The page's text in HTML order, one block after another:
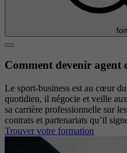
Comment devenir agent
Le sport-business est au cœur
quotidien, il négocie et veille
sa carrière professionnelle sur
contrats et partenariats qu’il
Trouver votre formation